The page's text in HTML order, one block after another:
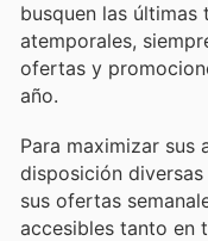
busquen las últimas
atemporales,
ofertas y
año.
Para maximizar sus
disposición
sus ofertas
accesibles tanto en